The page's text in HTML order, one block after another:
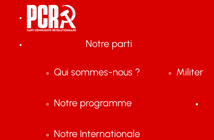
Notre parti
Qui sommes-nous ?
Notre programme
Notre Internationale
Militer